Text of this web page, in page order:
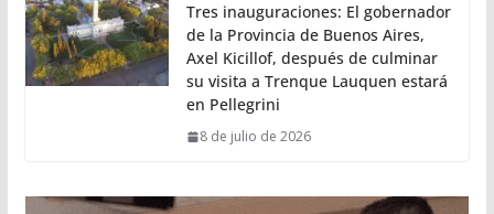
Tres inauguraciones: El gobernador
de la Provincia de Buenos Aires,
Axel Kicillof, después de culminar
su visita a Trenque Lauquen estará
en Pellegrini
8 de julio de 2026